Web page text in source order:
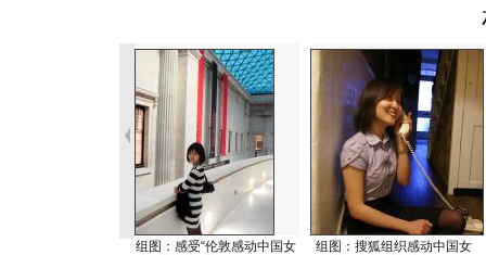
组图：感受“伦敦感动中国女
组图：搜狐组织感动中国女